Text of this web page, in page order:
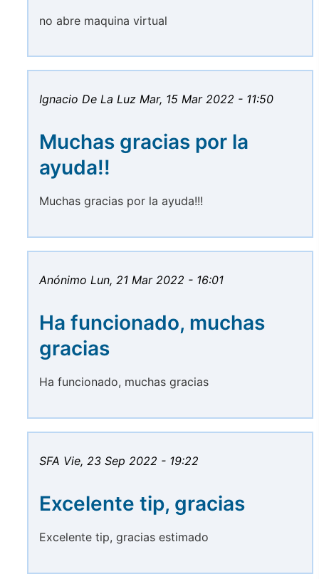
no abre maquina virtual
Ignacio De La Luz Mar, 15 Mar 2022 - 11:50
Muchas gracias por la
ayuda!!
Muchas gracias por la ayuda!!!
Anónimo Lun, 21 Mar 2022 - 16:01
Ha funcionado, muchas
gracias
Ha funcionado, muchas gracias
SFA Vie, 23 Sep 2022 - 19:22
Excelente tip, gracias
Excelente tip, gracias estimado